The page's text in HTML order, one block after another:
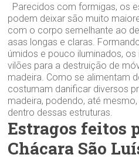
Parecidos com formigas, os
podem deixar são muito
com o corpo semelhante ao
asas longas e claras.
úmidos e pouco iluminados,
vilões para a destruição de
madeira. Como se alimentam
costumam danificar diversos
madeira, podendo, até
dentro dessas estruturas.
Estragos feitos
Chácara São